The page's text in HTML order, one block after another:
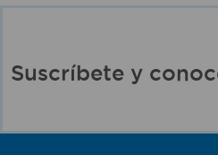
Suscríbete y